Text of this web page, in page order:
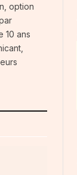
option
10 ans